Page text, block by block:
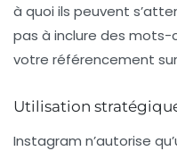
à quoi ils peuvent
pas à inclure des mots-
votre référencement
Utilisation
Instagram n’autorise